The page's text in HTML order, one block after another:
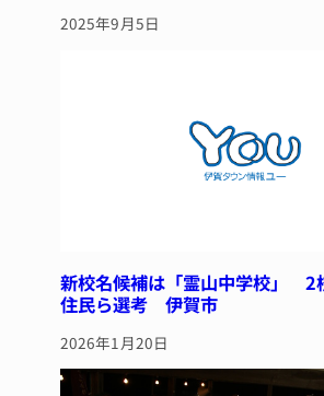
2025年9月5日
新校名候補は「霊山中学校」 2
住民ら選考 伊賀市
2026年1月20日